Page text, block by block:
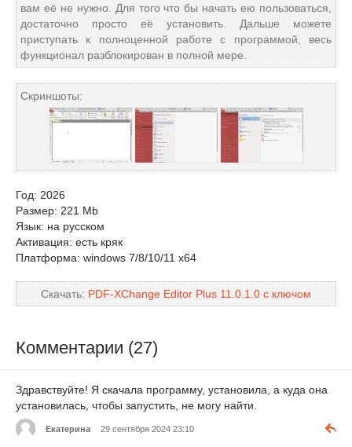
вам её не нужно. Для того что бы начать ею пользоваться,
достаточно просто её установить. Дальше можете
приступать к полноценной работе с программой, весь
функционал разблокирован в полной мере.
Скриншоты:
Год: 2026
Размер: 221 Mb
Язык: на русском
Активация: есть кряк
Платформа: windows 7/8/10/11 x64
Скачать: PDF-XChange Editor Plus 11.0.1.0 с ключом
Комментарии (27)
Здравствуйте! Я скачала программу, установила, а куда она
установилась, чтобы запустить, не могу найти.
Екатерина 29 сентября 2024 23:10